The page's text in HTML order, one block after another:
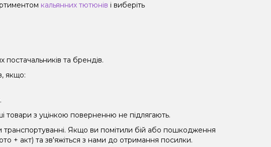
кальянних тютюнів і виберіть
постачальників та брендів.
якщо:
товари з уцінкою поверненню не підлягають.
транспортуванні. Якщо ви помітили бій або пошкодження
+ акт) та зв'яжіться з нами до отримання посилки.